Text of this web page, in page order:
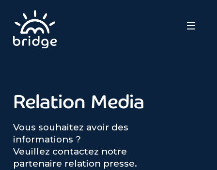
EXPERTISE
CARRIÈRE
CONTACTEZ-NOUS
Relation Media
Vous souhaitez avoir des
informations ?
Veuillez contactez notre
partenaire relation presse.